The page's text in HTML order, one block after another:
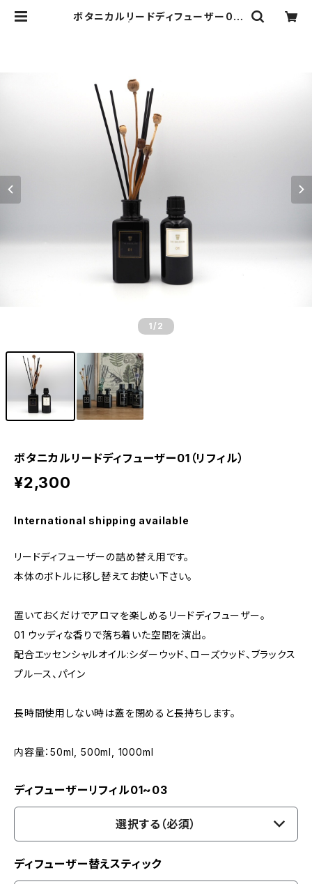
ボタニカルリードディフューザー01
1 /2
ボタニカルリードディフューザー01（リフィル）
¥2,300
International shipping available
リードディフューザーの詰め替え用です。
本体のボトルに移し替えてお使い下さい。
置いておくだけでアロマを楽しめるリードディフューザー。
01 ウッディな香りで落ち着いた空間を演出。
配合エッセンシャルオイル:シダーウッド、ローズウッド、ブラックス
プルース、パイン
長時間使用しない時は蓋を閉めると長持ちします。
内容量：50ml, 500ml, 1000ml
ディフューザーリフィル01~03
選択する（必須）
ディフューザー替えスティック